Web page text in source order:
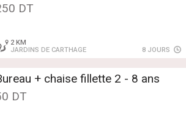
DT
2 KM
JARDINS DE CARTHAGE
8 JOURS
+ chaise fillette 2 - 8 ans
DT